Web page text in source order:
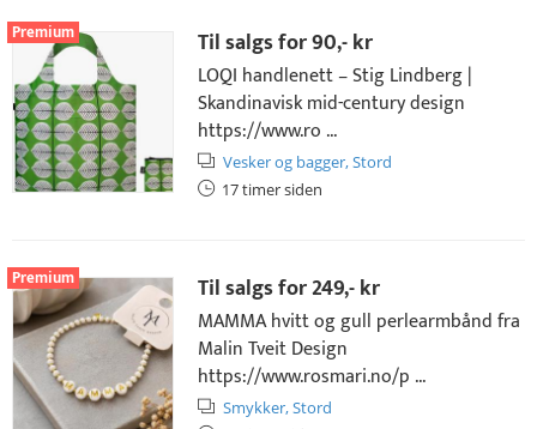
Premium Til salgs for90,- kr
LOQI handlenett – Stig Lindberg |
Skandinavisk mid-century design
https://www.ro ...
Vesker og bagger,Stord
17 timer siden
Premium Til salgs for249,- kr
MAMMA hvitt og gull perlearmbånd fra
Malin Tveit Design
https://www.rosmari.no/p ...
Smykker,Stord